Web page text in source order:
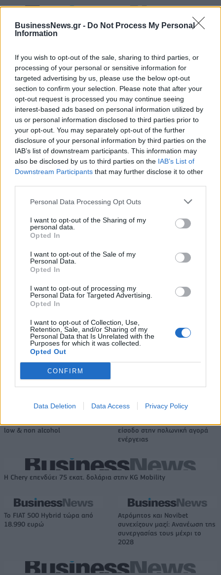
BusinessNews.gr - Do Not Process My Personal
Information
If you wish to opt-out of the sale, sharing to third parties, or
processing of your personal or sensitive information for
targeted advertising by us, please use the below opt-out
section to confirm your selection. Please note that after your
opt-out request is processed you may continue seeing
interest-based ads based on personal information utilized by
us or personal information disclosed to third parties prior to
your opt-out. You may separately opt-out of the further
disclosure of your personal information by third parties on the
IAB’s list of downstream participants. This information may
also be disclosed by us to third parties on the IAB’s List of
Downstream Participants that may further disclose it to other
Personal Data Processing Opt Outs
I want to opt-out of the Sharing of my
personal data.
Opted In
I want to opt-out of the Sale of my
Personal Data.
Opted In
I want to opt-out of processing my
Personal Data for Targeted Advertising.
Opted In
I want to opt-out of Collection, Use,
Retention, Sale, and/or Sharing of my
Personal Data that Is Unrelated with the
Purposes for which it was collected.
Opted Out
CONFIRM
Data Deletion Data Access Privacy Policy
Fourlis: Συμφωνία για την πώληση συμμετοχής στο Sofia South Ring
Mall έναντι 49,35 εκατ. ευρώ
Χρηματιστήριο Αθηνών:
Εβδομαδιαία άνοδος 1,76%,
κέρδη 23,31% από τις αρχές
του έτους
ΣΚΑΪ: Ολοκληρώθηκε η θητεία
του Γρηγόρη Δημητριάδη - Ο
Γιάννης Αλαφούζος επιστρέφει
στη θέση του CEO
Media: Με ενίσχυση 8 εκατ. ευρώ σε 451 επιχειρήσεις ξεκίνησε το
πρόγραμμα στήριξης- Κάλυψη εισφορών ΕΔΟΕΑΠ
μπαταριών για τα υβριδικά της
ευρωπαϊκή
Νέο Audi A2 e-tron με στόχο την κορυφή της αποδοτικότητας
Σασλόγλου: «Ξεχνάμε ό,τι έγινε
και προχωράμε»
Εθνική Κορασίδων: Νίκησε με
74-65 τη Δανία και παίζει
Ελληνική Αναπτυξιακή Τράπεζα: Με «προίκα» 2 δισ. ευρώ ανοίγει
δρόμο για δάνεια έως 5 δισ. σε μικρομεσαίες
Β.Σ. Καρούλιας: Τζίρος 98,7
εκατ. ευρώ και αύξηση κερδών
low & non alcohol
Deloitte Ελλάδος:
Χρηματοοικονομικός
είσοδο στην πολωνική αγορά
ενέργειας
Η Chery επενδύει 75 εκατ. δολάρια στην KG Mobility
Το FIAT 500 Hybrid τώρα από
18.990 ευρώ
Ατρόμητος και Novibet
συνεχίζουν μαζί: Ανανέωση της
συνεργασίας τους μέχρι το
2028